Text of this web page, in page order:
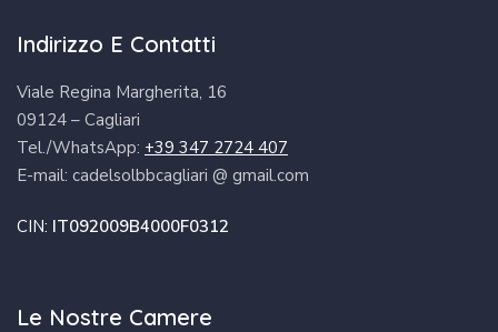
Indirizzo E Contatti
Viale Regina Margherita, 16
09124 – Cagliari
Tel./WhatsApp: +39 347 2724 407
E-mail: cadelsolbbcagliari @ gmail.com
CIN: IT092009B4000F0312
Le Nostre Camere